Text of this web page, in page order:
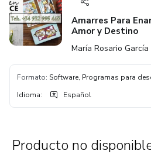
Amarres Para
Amor y Destino
María Rosario García
Formato: Software, Programas para
Idioma: Español
Producto no